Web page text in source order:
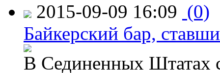
2015-09-09 16:09 (0)
Байкерский бар,
В Сединенных Штатах